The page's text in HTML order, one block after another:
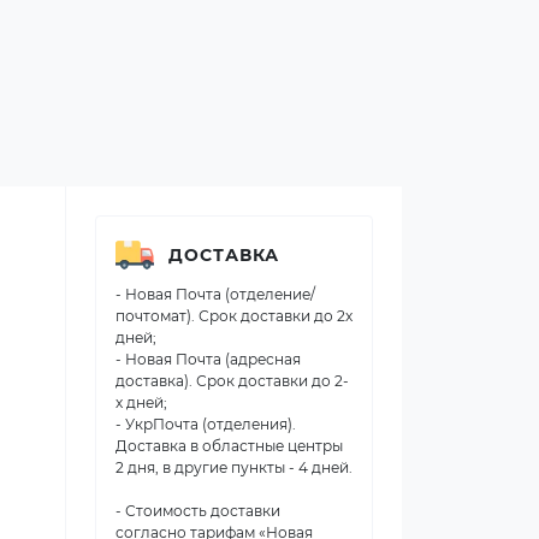
ДОСТАВКА
- Новая Почта (отделение/
почтомат). Срок доставки до 2х
дней;
- Новая Почта (адресная
доставка). Срок доставки до 2-
х дней;
- УкрПочта (отделения).
Доставка в областные центры
2 дня, в другие пункты - 4 дней.
- Стоимость доставки
согласно тарифам «Новая